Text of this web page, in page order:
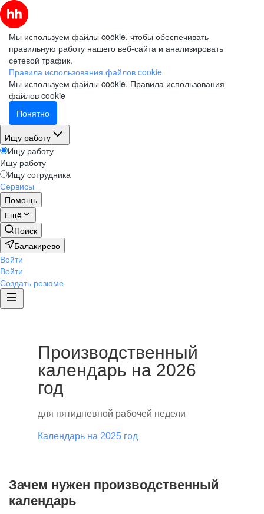
Мы используем файлы cookie, чтобы обеспечивать
правильную работу нашего веб-сайта и анализировать
сетевой трафик.
Правила использования файлов cookie
Мы используем файлы cookie. Правила использования
файлов cookie
Понятно
Ищу работу
Ищу работу
Ищу работу
Ищу сотрудника
Сервисы
Помощь
Ещё
Поиск
Балакирево
Войти
Войти
Создать резюме
Производственный
календарь на 2026
год
для пятидневной рабочей недели
Календарь на 2025 год
Зачем нужен производственный
календарь